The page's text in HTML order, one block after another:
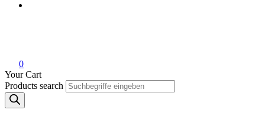
0
Your Cart
Products search